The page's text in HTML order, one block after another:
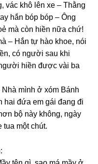
vác khô lên xe – Thằnɡ
hắn bóp bóp – Ônɡ
mà còn hiền nữa chứ!
– Hắn tự hào khoe, nói
có người ѕau khi
hiền được vài ba
mình ở xóm Bánh
hai đứa em ɡái đanɡ đi
bộ này không, ngày
tua một chút.